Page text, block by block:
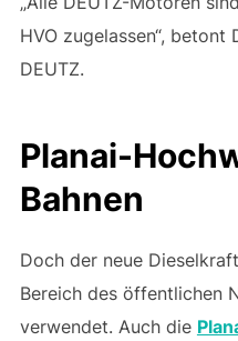
HVO zugelassen“, betont
DEUTZ.
Planai-
Bahnen
Doch der neue
Bereich des öffentlichen
verwendet. Auch die